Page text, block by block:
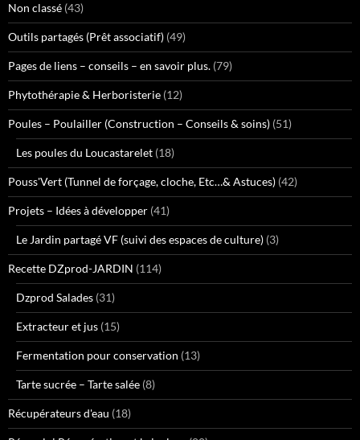
Non classé (43)
Outils partagés (Prêt associatif) (49)
Pages de liens – conseils – en savoir plus. (79)
Phytothérapie & Herboristerie (12)
Poules – Poulailler (Construction – Conseils & soins) (51)
Les poules du Loucastarelet (18)
Pouss'Vert (Tunnel de forçage, cloche, Etc…& Astuces) (42)
Projets – Idées à développer (41)
Le Jardin partagé VF (suivi des espaces de culture) (3)
Recette DZprod-JARDIN (114)
Dzprod Salades (31)
Extracteur et jus (15)
Fermentation pour conservation (13)
Tarte sucrée – Tarte salée (8)
Récupérateurs d'eau (18)